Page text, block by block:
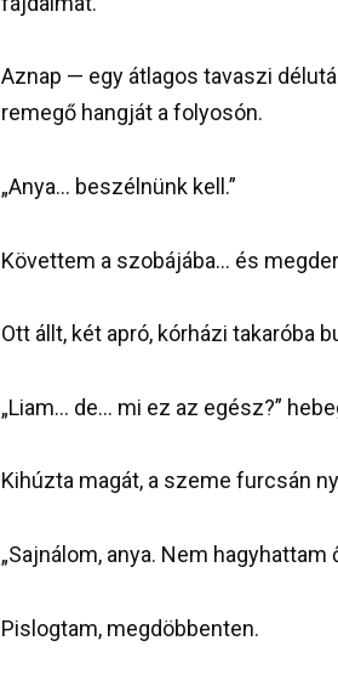
Aznap — egy átlagos tavaszi
remegő hangját a folyosón.
„Anya… beszélnünk kell.”
Követtem a szobájába… és
Ott állt, két apró, kórházi takaróba
„Liam… de… mi ez az egész?”
Kihúzta magát, a szeme furcsán
„Sajnálom, anya. Nem hagyhattam
Pislogtam, megdöbbenten.